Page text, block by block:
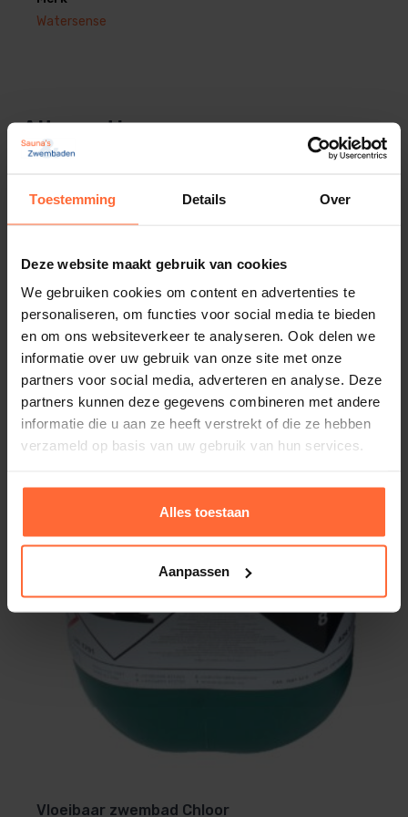
Toestemming Details Over
Deze website maakt gebruik van cookies
We gebruiken cookies om content en advertenties te
personaliseren, om functies voor social media te bieden
en om ons websiteverkeer te analyseren. Ook delen we
informatie over uw gebruik van onze site met onze
partners voor social media, adverteren en analyse. Deze
partners kunnen deze gegevens combineren met andere
informatie die u aan ze heeft verstrekt of die ze hebben
verzameld op basis van uw gebruik van hun services.
Alles toestaan
Aanpassen
Betrouwbaar
Daarmee is het uitgesloten dat er een dosering van
chemicaliën plaats vind terwijl er geen doorstroming
Watersens NET, art. nr SW-0806001, doseersysteem
is standaard voorzien van de mogelijkheid om het
systeem te koppelen via een app.
zodoende heb je overal ter wereld, inzicht in het
systeem.
Dus niet bij art. nr. SW-0806000
Compact design
All-in-one design waarvan de meetsondes
geïntegreerd zijn in het toestel, alsook de
doseerpompjes.
Makkelijke installatie
Voor nieuwe of bestaande zwembaden met de
speedfit aansluitingen.
Alles montage materialen voor installatie zijn
inbegrepen.
Makkelijk te gebruiken
Meertalig menu
Watersense
Alternatieven
Vloeibaar zwembad Chloor